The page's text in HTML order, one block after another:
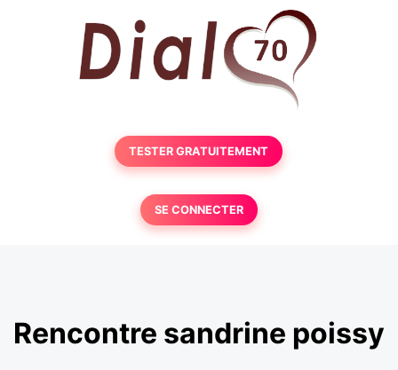
TESTER GRATUITEMENT
SE CONNECTER
Rencontre sandrine poissy